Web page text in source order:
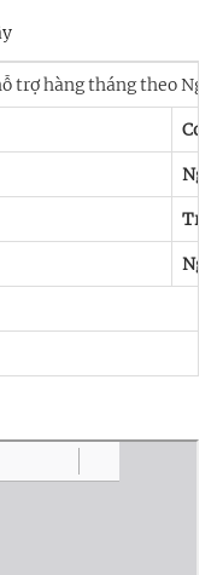
trợ hàng tháng theo
Cơ